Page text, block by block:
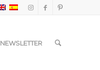
NEWSLETTER